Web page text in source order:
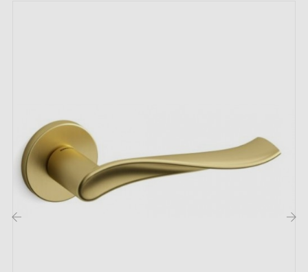
excellente résistance à l’usure et à la corrosion. Idéale
pour un usage domestique intensif, avec une finition
soignée et durable.
Découvrez d’autres modèles de